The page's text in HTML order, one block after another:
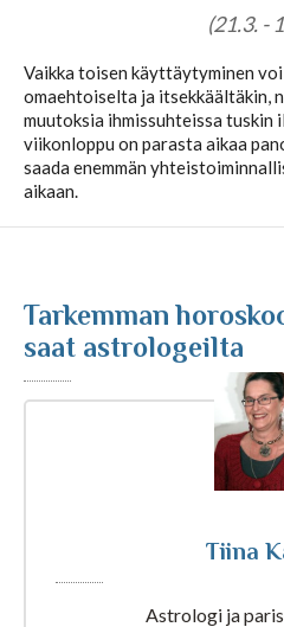
Kuukausihoroskooppi
Vuosihoroskooppi
Rakkaushoroskooppi
Kiinalainen horoskooppi
Horoskooppiartikkelit
(21.3. -
Vaikka toisen käyttäytyminen
omaehtoiselta ja itsekkäältäkin,
muutoksia ihmissuhteissa tuskin
viikonloppu on parasta aikaa
saada enemmän
aikaan.
Tarkemman
saat astrologeilta
Tiina
Astrologi ja